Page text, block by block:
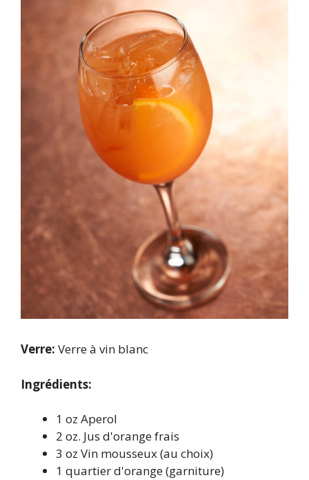
Verre: Verre à vin blanc
Ingrédients:
1 oz Aperol
2 oz. Jus d'orange frais
3 oz Vin mousseux (au choix)
1 quartier d'orange (garniture)